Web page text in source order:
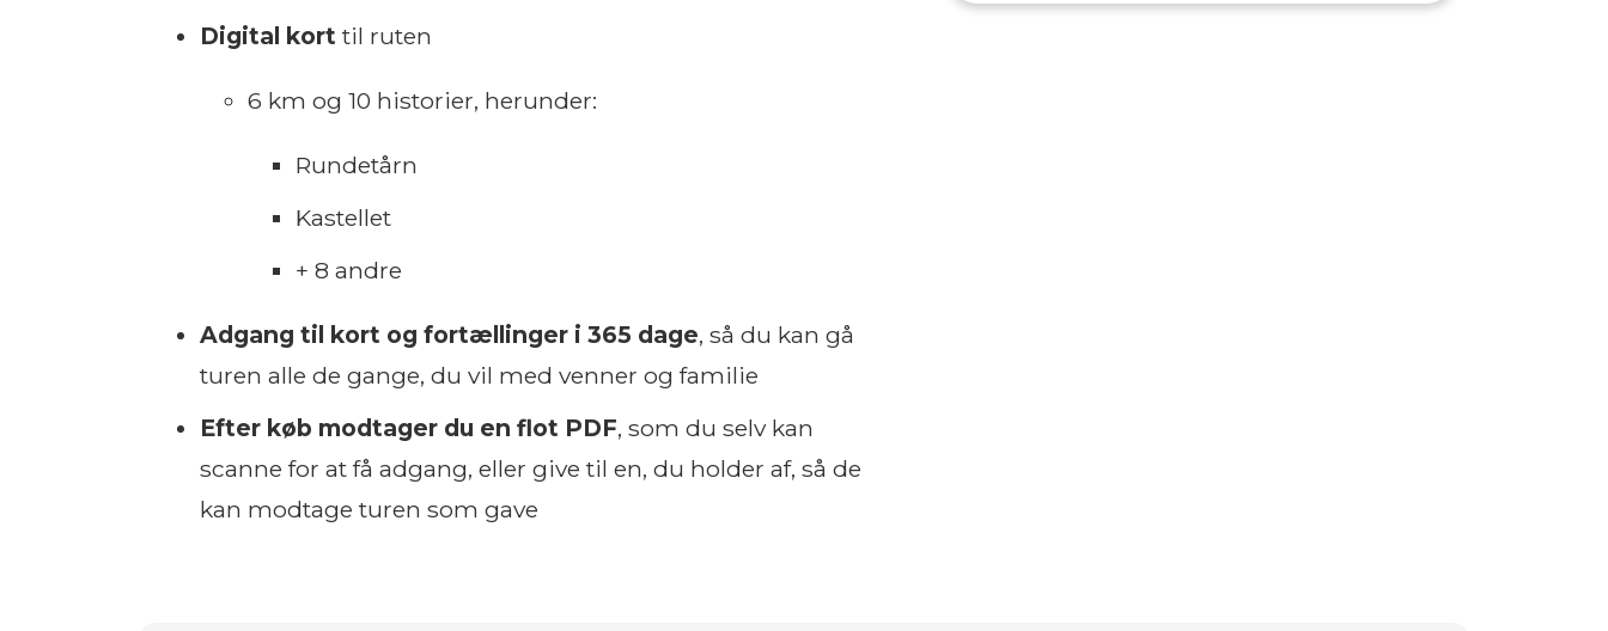
Digital kort til ruten
6 km og 10 historier, herunder:
Rundetårn
Kastellet
+ 8 andre
Adgang til kort og fortællinger i 365 dage, så du kan gå
turen alle de gange, du vil med venner og familie
Efter køb modtager du en flot PDF, som du selv kan
scanne for at få adgang, eller give til en, du holder af, så de
kan modtage turen som gave